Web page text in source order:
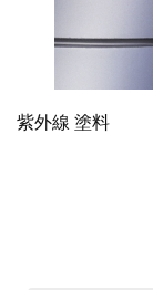
紫外線 塗料